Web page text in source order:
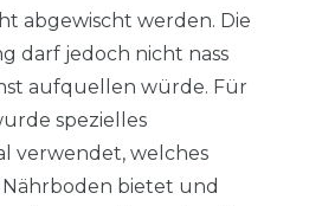
abgewischt werden. Die
darf jedoch nicht nass
aufquellen würde. Für
spezielles
verwendet, welches
bietet und